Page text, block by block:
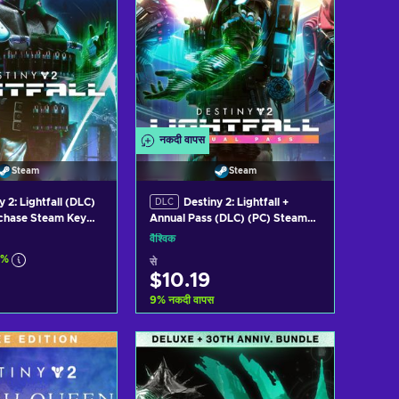
Steam
2: Lightfall (DLC)
Steam Key
में जोड़ें
offers
नकदी वापस
Steam
DLC
Destiny 2: Lightfall +
Annual Pass (DLC) (PC) Steam
Key GLOBAL
वैश्विक
से
$10.19
9% नकदी वापस
कार्ट में जोड़ें
View offers